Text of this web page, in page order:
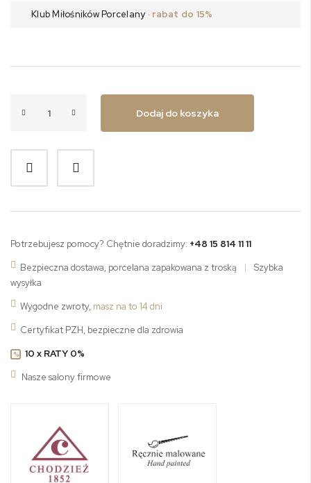
Klub Miłośników Porcelany · rabat do 15%
Dodaj do koszyka
Potrzebujesz pomocy? Chętnie doradzimy: +48 15 814 11 11
Bezpieczna dostawa, porcelana zapakowana z troską
|
Szybka
wysyłka
Wygodne zwroty, masz na to 14 dni
Certyfikat PZH, bezpieczne dla zdrowia
%
10 x RATY 0%
Nasze salony firmowe